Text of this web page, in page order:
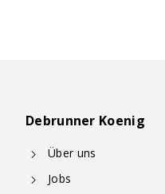
Debrunner Koenig
Über uns
Jobs